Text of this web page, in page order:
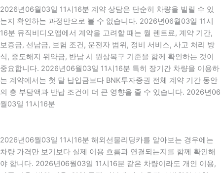
2026년06월03일 11시16분 계약 상담은 단순히 차량을 빌릴 수 있
는지 확인하는 과정만으로 볼 수 없습니다. 2026년06월03일 11시
16분 뮤직비디오앱에서 계약을 고려할 때는 월 렌트료, 계약 기간,
보증금, 선납금, 보험 조건, 운전자 범위, 정비 서비스, 사고 처리 방
식, 중도해지 위약금, 반납 시 원상복구 기준을 함께 확인하는 것이
중요합니다. 2026년06월03일 11시16분 특히 장기간 차량을 이용하
는 계약에서는 첫 달 납입금보다 BNK투자증권 전체 계약 기간 동안
의 총 부담액과 반납 조건이 더 큰 영향을 줄 수 있습니다. 2026년06
월03일 11시16분
2026년06월03일 11시16분 해외선물리딩카를 알아보는 경우에는
차량 가격만 보기보다 실제 이용 흐름과 연결되는지를 함께 확인해
야 합니다. 2026년06월03일 11시16분 같은 차량이라도 개인 이용,